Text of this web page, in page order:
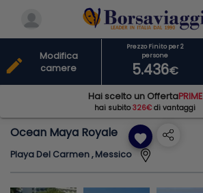
Ocean Maya Royale favorite
Playa Del Carmen , Messico
Prezzo Finito per 2
persone
5.436€
edit
Modifica
camere
Hai scelto un OffertaPRIME
hai subito326€ di vantaggi